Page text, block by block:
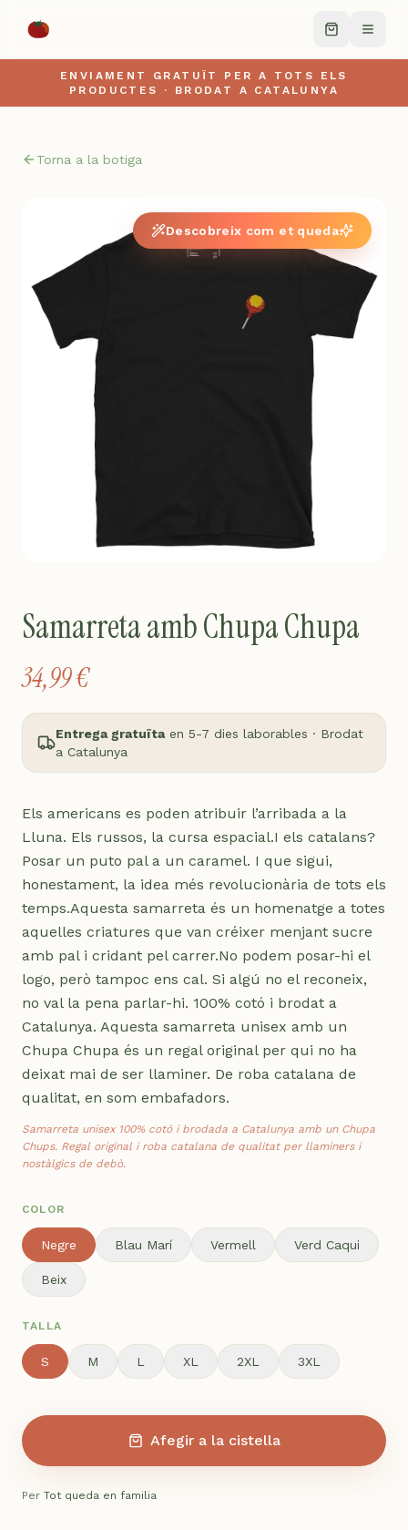
ENVIAMENT GRATUÏT PER A TOTS ELS
PRODUCTES · BRODAT A CATALUNYA
Torna a la botiga
Descobreix com et queda
Samarreta amb Chupa Chupa
34,99 €
Entrega gratuïtaen 5-7 dies laborables · Brodat
a Catalunya
Els americans es poden atribuir l’arribada a la
Lluna. Els russos, la cursa espacial.I els catalans?
Posar un puto pal a un caramel. I que sigui,
honestament, la idea més revolucionària de tots els
temps.Aquesta samarreta és un homenatge a totes
aquelles criatures que van créixer menjant sucre
amb pal i cridant pel carrer.No podem posar-hi el
logo, però tampoc ens cal. Si algú no el reconeix,
no val la pena parlar-hi. 100% cotó i brodat a
Catalunya. Aquesta samarreta unisex amb un
Chupa Chupa és un regal original per qui no ha
deixat mai de ser llaminer. De roba catalana de
qualitat, en som embafadors.
Samarreta unisex 100% cotó i brodada a Catalunya amb un Chupa
Chups. Regal original i roba catalana de qualitat per llaminers i
nostàlgics de debò.
COLOR
Negre Blau Marí Vermell Verd Caqui
Beix
TALLA
S M L XL 2XL 3XL
Afegir a la cistella
Per Tot queda en familia